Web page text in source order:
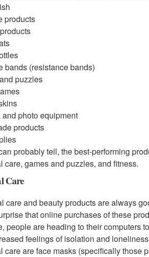
products
bands (resistance bands)
puzzles
and photo equipment
products
probably tell, the best-performing
care, games and puzzles, and fitness.
Care
care and beauty products are always
that online purchases of these
people are heading to their computers
feelings of isolation and
care are face masks (specifically those